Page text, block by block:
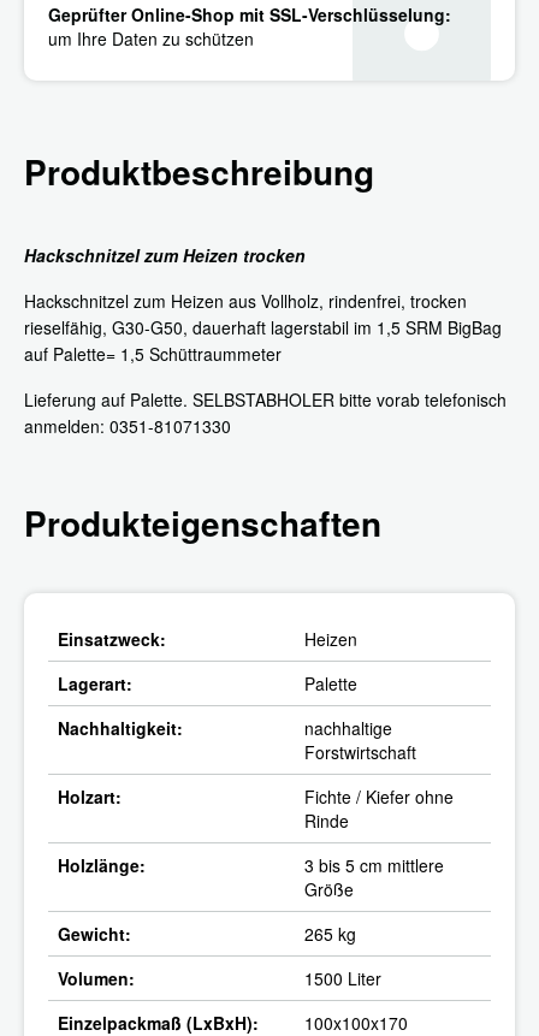
Geprüfter Online-Shop mit SSL-Verschlüsselung:
um Ihre Daten zu schützen
Produktbeschreibung
Hackschnitzel zum Heizen trocken
Hackschnitzel zum Heizen aus Vollholz, rindenfrei, trocken
rieselfähig, G30-G50, dauerhaft lagerstabil im 1,5 SRM BigBag
auf Palette= 1,5 Schüttraummeter
Lieferung auf Palette. SELBSTABHOLER bitte vorab telefonisch
anmelden: 0351-81071330
Produkteigenschaften
Einsatzweck:
Heizen
Lagerart:
Palette
Nachhaltigkeit:
nachhaltige
Forstwirtschaft
Holzart:
Fichte / Kiefer ohne
Rinde
Holzlänge:
3 bis 5 cm mittlere
Größe
Gewicht:
265 kg
Volumen:
1500 Liter
Einzelpackmaß (LxBxH):
100x100x170